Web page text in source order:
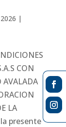
|
CON
AVALADA
LA
la presente